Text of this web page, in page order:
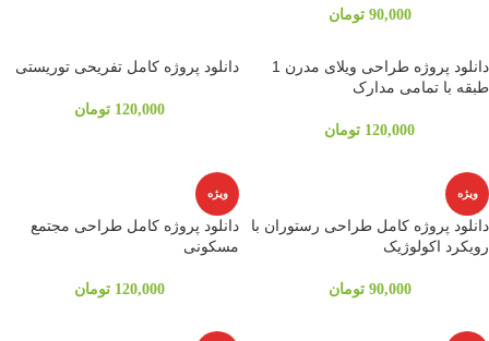
90,000 تومان
دانلود پروژه طراحی ویلای مدرن 1
طبقه با تمامی مدارک
120,000 تومان
دانلود پروژه کامل تفریحی توریستی
120,000 تومان
ویژه
دانلود پروژه کامل طراحی رستوران با
رویکرد اکولوژیک
90,000 تومان
ویژه
دانلود پروژه کامل طراحی مجتمع
مسکونی
120,000 تومان